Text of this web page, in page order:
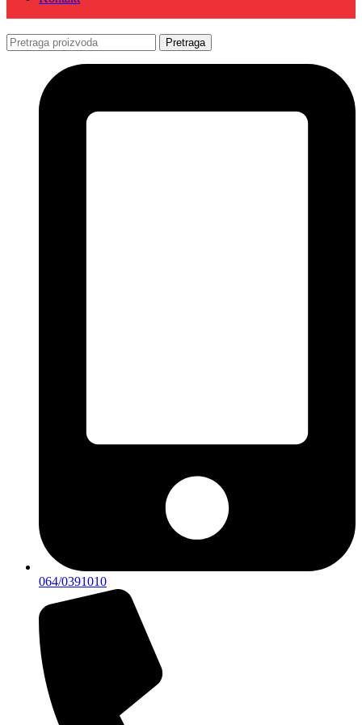
Pretraga
064/0391010